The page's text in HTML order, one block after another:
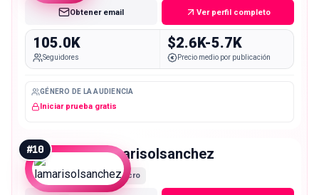
Obtener email Ver perfil completo
105.0K
Seguidores
$2.6K-5.7K
Precio medio por publicación
GÉNERO DE LA AUDIENCIA
Iniciar prueba gratis
#10 lamarisolsanchez
Macro